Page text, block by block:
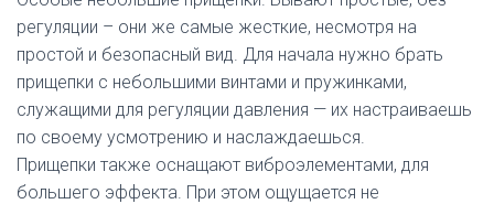
регуляции – они же самые жесткие, несмотря на
простой и безопасный вид. Для начала нужно брать
прищепки с небольшими винтами и пружинками,
служащими для регуляции давления — их настраиваешь
по своему усмотрению и наслаждаешься.
Прищепки также оснащают виброэлементами, для
большего эффекта. При этом ощущается не